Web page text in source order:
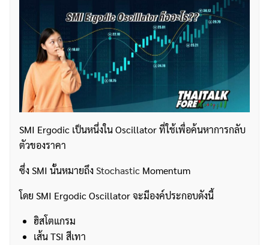
SMI Ergodic เป็นหนึ่งใน Oscillator ที่ใช้เพื่อค้นหาการกลับ
ตัวของราคา
ซึ่ง SMI นั้นหมายถึง Stochastic Momentum
โดย SMI Ergodic Oscillator จะมีองค์ประกอบดังนี้
ฮิสโตแกรม
เส้น TSI สีเทา